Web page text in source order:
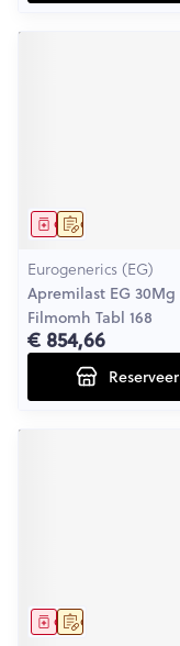
Op voorschrift
Geneesmiddel
Eurogenerics (EG)
Apremilast EG 30Mg
Filmomh Tabl 168
€ 854,66
Reserveer
Op voorschrift
Geneesmiddel